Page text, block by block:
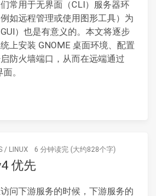
常用于无界面（CLI）服务器环
如远程管理或使用图形工具）为
）也是有意义的。本文将逐步
上安装 GNOME 桌面环境、配置
防火墙端口，从而在远端通过
。
/ LINUX 6 分钟读完 (大约828个字)
优先
问下游服务的时候，下游服务的